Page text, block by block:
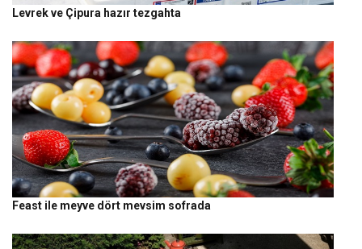
Levrek ve Çipura hazır tezgahta
Feast ile meyve dört mevsim sofrada